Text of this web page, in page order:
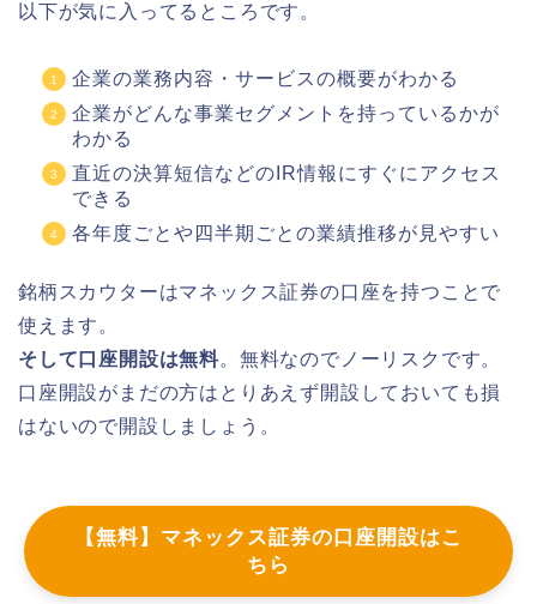
以下が気に入ってるところです。
企業の業務内容・サービスの概要がわかる
企業がどんな事業セグメントを持っているかが
わかる
直近の決算短信などのIR情報にすぐにアクセス
できる
各年度ごとや四半期ごとの業績推移が見やすい
銘柄スカウターはマネックス証券の口座を持つことで
使えます。
そして口座開設は無料。無料なのでノーリスクです。
口座開設がまだの方はとりあえず開設しておいても損
はないので開設しましょう。
【無料】マネックス証券の口座開設はこ
ちら